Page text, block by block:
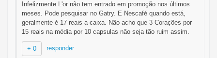
Infelizmente L'or não tem entrado em promoção nos últimos
meses. Pode pesquisar no Gatry. E Nescafé quando está,
geralmente é 17 reais a caixa. Não acho que 3 Corações por
15 reais na média por 10 capsulas não seja tão ruim assim.
+ 0 responder